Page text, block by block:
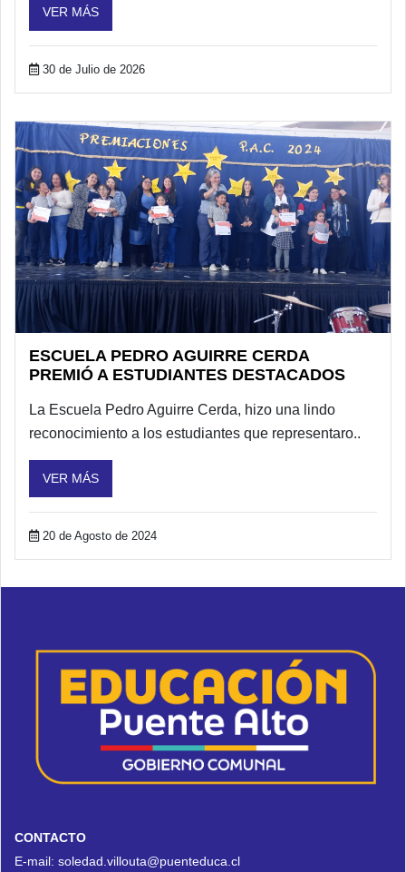
VER MÁS
30 de Julio de 2026
ESCUELA PEDRO AGUIRRE CERDA
PREMIÓ A ESTUDIANTES DESTACADOS
La Escuela Pedro Aguirre Cerda, hizo una lindo
reconocimiento a los estudiantes que representaro..
VER MÁS
20 de Agosto de 2024
CONTACTO
E-mail: soledad.villouta@puenteduca.cl